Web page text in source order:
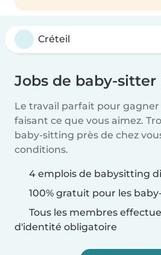
Jobs de baby-sitter
Le travail parfait pour
faisant ce que vous aimez.
baby-sitting près de chez
conditions.
4 emplois de babysitting
100% gratuit pour les
Tous les membres
d'identité obligatoire